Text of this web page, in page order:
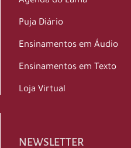
Puja Diário
Ensinamentos em Áudio
Ensinamentos em Texto
Loja Virtual
NEWSLETTER